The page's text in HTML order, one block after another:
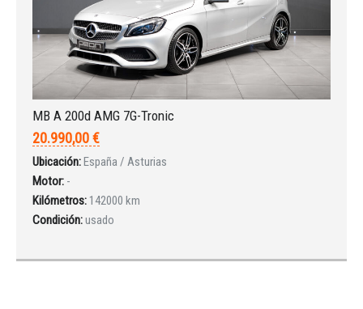
MB A 200d AMG 7G-Tronic
20.990,00 €
Ubicación:España / Asturias
Motor: -
Kilómetros: 142000 km
Condición:usado